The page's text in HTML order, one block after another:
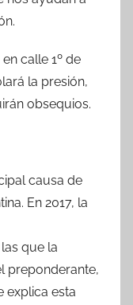
calle 1º de
la presión,
obsequios.
causa de
En 2017, la
que la
preponderante,
explica esta